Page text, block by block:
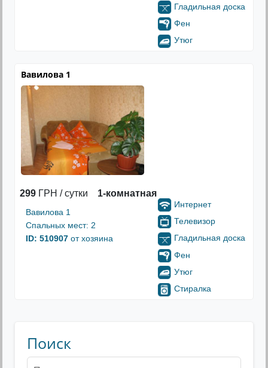
Гладильная доска
Фен
Утюг
Вавилова 1
299 ГРН / сутки 1-комнатная
Вавилова 1
Спальных мест: 2
ID: 510907 от хозяина
Интернет
Телевизор
Гладильная доска
Фен
Утюг
Стиралка
Поиск